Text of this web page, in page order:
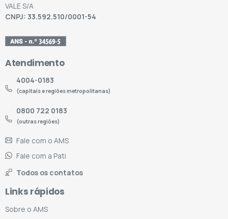
VALE S/A
CNPJ: 33.592.510/0001-54
Atendimento
4004-0183
(capitais e regiões metropolitanas)
0800 722 0183
(outras regiões)
Fale com o AMS
Fale com a Pati
Todos os contatos
Links rápidos
Sobre o AMS